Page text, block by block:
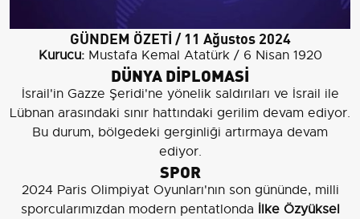
GÜNDEM ÖZETİ / 11 Ağustos 2024
Kurucu:Mustafa Kemal Atatürk / 6 Nisan 1920
DÜNYA DİPLOMASİ
İsrail'in Gazze Şeridi'ne yönelik saldırıları ve İsrail ile
Lübnan arasındaki sınır hattındaki gerilim devam ediyor.
Bu durum, bölgedeki gerginliği artırmaya devam
ediyor.
SPOR
2024 Paris Olimpiyat Oyunları'nın son gününde, milli
sporcularımızdan modern pentatlonda İlke Özyüksel